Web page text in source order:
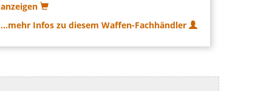
anzeigen
...mehr Infos zu diesem Waffen-Fachhändler